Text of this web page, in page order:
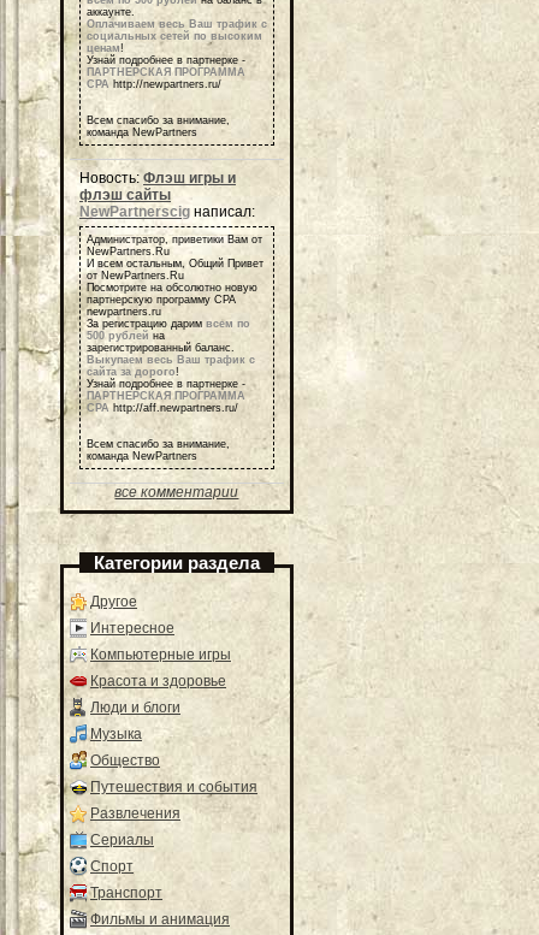
аккаунте.
Оплачиваем весь Ваш трафик с
социальных сетей по высоким
ценам!
Узнай подробнее в партнерке -
ПАРТНЕРСКАЯ ПРОГРАММА
СРА http://newpartners.ru/
Всем спасибо за внимание,
команда NewPartners
Новость:Флэш игры и
флэш сайты
NewPartnerscig написал:
Администратор, приветики Вам от
NewPartners.Ru
И всем остальным, Общий Привет
от NewPartners.Ru
Посмотрите на обсолютно новую
партнерскую программу СРА
newpartners.ru
За регистрацию дарим всем по
500 рублей на
зарегистрированный баланс.
Выкупаем весь Ваш трафик с
сайта за дорого!
Узнай подробнее в партнерке -
ПАРТНЕРСКАЯ ПРОГРАММА
СРА http://aff.newpartners.ru/
Всем спасибо за внимание,
команда NewPartners
все комментарии
Категории раздела
Другое
Интересное
Компьютерные игры
Красота и здоровье
Люди и блоги
Музыка
Общество
Путешествия и события
Развлечения
Сериалы
Спорт
Транспорт
Фильмы и анимация